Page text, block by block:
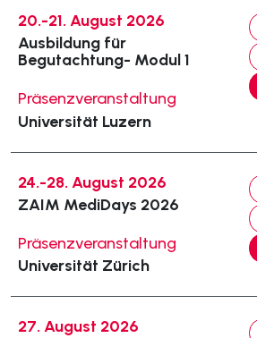
20.-21. August 2026
Ausbildung für
Begutachtung- Modul 1
Präsenzveranstaltung
Universität Luzern
24.-28. August 2026
ZAIM MediDays 2026
Präsenzveranstaltung
Universität Zürich
27. August 2026